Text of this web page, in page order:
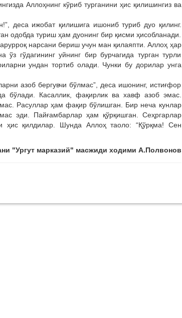
Аллоҳнинг кўриб турганини ҳис қилишингиз ва
деса ижобат қилишига ишониб туриб дуо қилинг.
одобда туриш ҳам дуонинг бир қисми ҳисобланади.
нарсани бериш учун ман қилаяпти. Аллоҳ ҳар
гўдагининг уйнинг бир бурчагида турган турли
ундан тортиб олади. Чунки бу дорилар унга
азоб бергувчи бўлмас”, деса ишонинг, истиғфор
бўлади. Касаллик, фақирлик ва хавф азоб эмас.
Расуллар ҳам фақир бўлишган. Бир неча кунлар
эди. Пайғамбарлар ҳам қўрқишган. Сеҳргарлар
ҳис қилдилар. Шунда Аллоҳ таоло: “Қўрқма! Сен
"Ургут марказий" масжиди ходими А.Полвонов